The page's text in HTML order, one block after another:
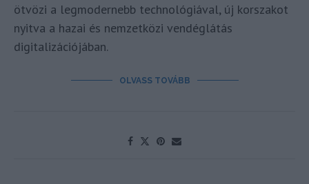
ötvözi a legmodernebb technológiával, új korszakot
nyitva a hazai és nemzetközi vendéglátás
digitalizációjában.
OLVASS TOVÁBB